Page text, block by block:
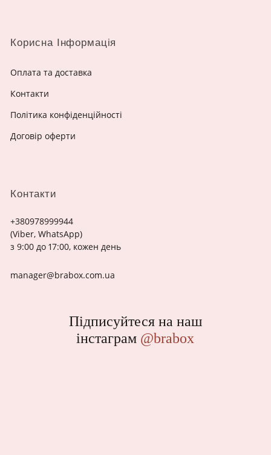
Контакти
+380978999944
(Viber, WhatsApp)
з 9:00 до 17:00, кожен день
manager@brabox.com.ua
Корисна Інформація
Оплата та доставка
Контакти
Політика конфіденційності
Договір оферти
Підписуйтеся на наш
інстаграм @brabox